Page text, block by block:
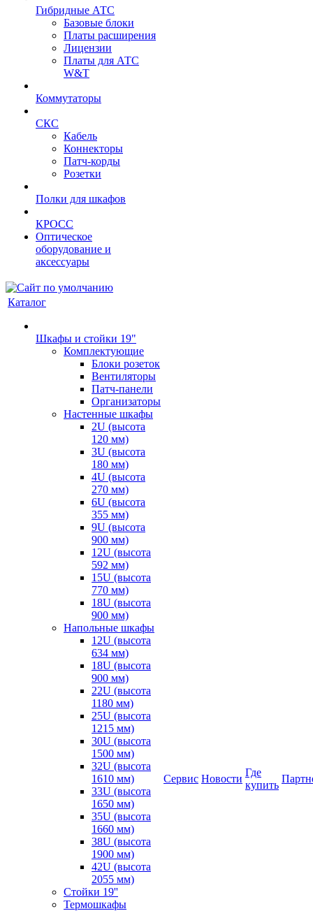
Гибридные АТС
Базовые блоки
Платы расширения
Лицензии
Платы для АТС
W&T
Коммутаторы
СКС
Кабель
Коннекторы
Патч-корды
Розетки
Полки для шкафов
КРОСС
Оптическое
оборудование и
аксессуары
Каталог
Шкафы и стойки 19"
Комплектующие
Блоки розеток
Вентиляторы
Патч-панели
Организаторы
Настенные шкафы
2U (высота
120 мм)
3U (высота
180 мм)
4U (высота
270 мм)
6U (высота
355 мм)
9U (высота
900 мм)
12U (высота
592 мм)
15U (высота
770 мм)
18U (высота
900 мм)
Напольные шкафы
12U (высота
634 мм)
18U (высота
900 мм)
22U (высота
1180 мм)
25U (высота
1215 мм)
30U (высота
1500 мм)
32U (высота
1610 мм)
33U (высота
1650 мм)
35U (высота
1660 мм)
38U (высота
1900 мм)
42U (высота
2055 мм)
Стойки 19''
Термошкафы
Сервис Новости
Где
купить